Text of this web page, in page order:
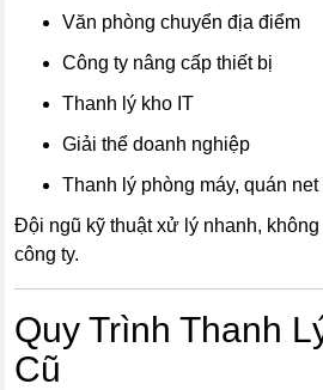
Văn phòng chuyển địa điểm
Công ty nâng cấp thiết bị
Thanh lý kho IT
Giải thể doanh nghiệp
Thanh lý phòng máy, quán net
Đội ngũ kỹ thuật xử lý nhanh,
công ty.
Quy Trình Thanh
Cũ